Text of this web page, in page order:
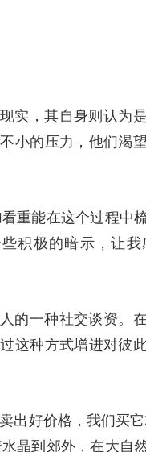
实，其自身则认为
小的压力，他们渴
重能在这个过程中
积极的暗示，让
的一种社交谈资。
这种方式增进对彼
出好价格，我们买
晶到郊外，在大自